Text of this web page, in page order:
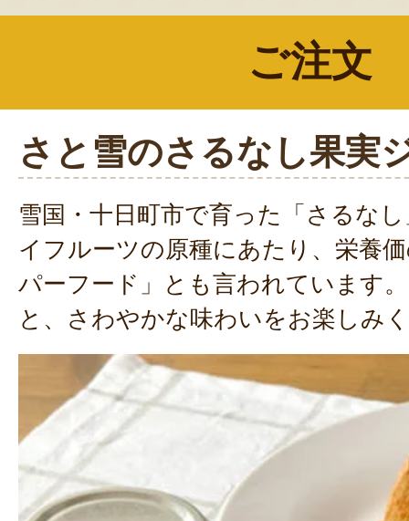
ご注文
さと雪のさるなし果実
雪国・十日町市で育った「さるな
イフルーツの原種にあたり、栄養
パーフード」とも言われています
と、さわやかな味わいをお楽しみ